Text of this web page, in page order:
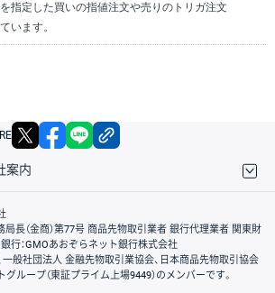
を指定した買いの指値注文や売りのトリガ注文
います。
X facebook
案内
ついて
長（金商）第77号 商品先物取引業者 銀行代理業者 関東財
銀行：GMOあおぞらネット銀行株式会社
一般社団法人 金融先物取引業協会、日本商品先物取引協会
ループ（東証プライム上場9449）のメンバーです。